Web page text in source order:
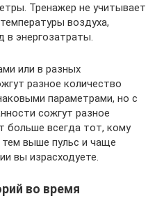
Тренажер не учитывает
воздуха,
в энергозатраты.
или в разных
разное количество
параметрами, но с
сожгут разное
больше всегда тот, кому
выше пульс и чаще
вы израсходуете.
во время